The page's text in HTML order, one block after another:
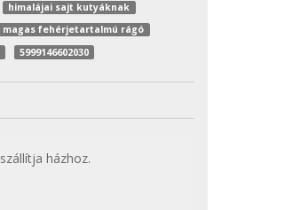
himalájai sajt kutyáknak
magas fehérjetartalmú rágó
5999146602030
szállítja házhoz.